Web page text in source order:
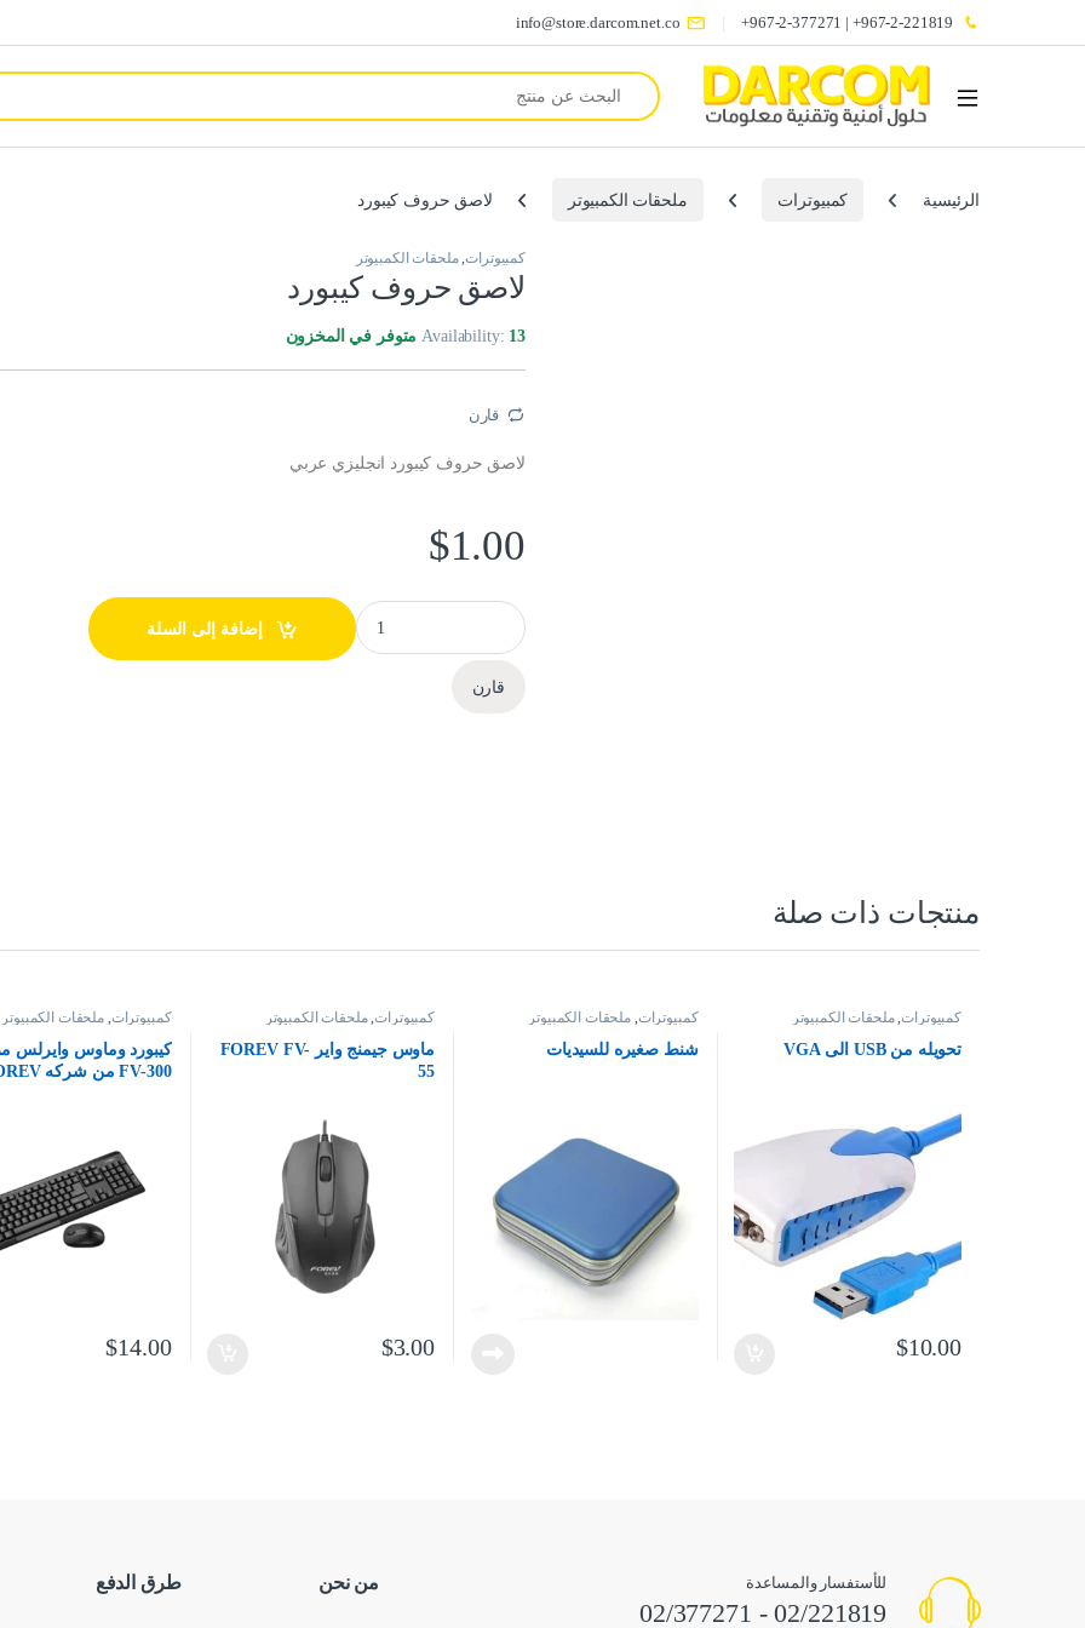
967-2-221819+ | 967-2-377271+
info@store.darcom.net.co
Search for:
الرئيسية كمبيوترات ملحقات الكمبيوتر لاصق حروف كيبورد
كمبيوترات,ملحقات الكمبيوتر
لاصق حروف كيبورد
Availability: 13 متوفر في المخزون
قارن
لاصق حروف كيبورد انجليزي عربي
$1.00
لاصق حروف كيبورد quantity
إضافة إلى السلة
قارن
منتجات ذات صلة
كمبيوترات,ملحقات الكمبيوتر
تحويله من USB الى VGA
$10.00
كمبيوترات ملحقات الكمبيوتر
شنط صغيره للسيديات
كمبيوترات,ملحقات الكمبيوتر
ماوس جيمنج واير FOREV FV-
55
$3.00
كمبيوترات ملحقات الكمبيوتر
كيبورد وماوس وايرلس
FV-300 من شركه FOREV
$14.00
للأستفسار والمساعدة
02/221819 - 02/377271
من نحن طرق الدفع